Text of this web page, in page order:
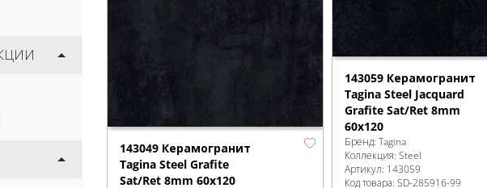
143049 Керамогранит
Tagina Steel Grafite
Sat/Ret 8mm 60x120
143059 Керамогранит
Tagina Steel Jacquard
Grafite Sat/Ret 8mm
60x120
Бренд:Tagina
Коллекция:Steel
Артикул: 143059
Код товара:SD-285916-99